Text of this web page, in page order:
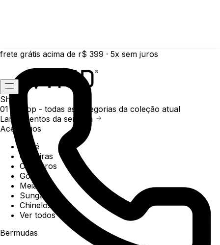
frete grátis acima de r$ 399 · 5x sem juros
Shop
01 /
Shop - todas as categorias da coleção atual
Lançamentos da semana
Acessórios
Boné
Carteiras
Chaveiros
Gorros
Meias
Sunga
Chinelos
Ver todos
Bermudas